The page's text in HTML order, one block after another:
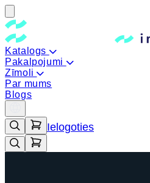
Katalogs
Pakalpojumi
Zīmoli
Par mums
Blogs
Ielogoties